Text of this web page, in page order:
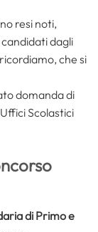
resi noti,
dagli
che si
domanda di
Scolastici
di Primo e